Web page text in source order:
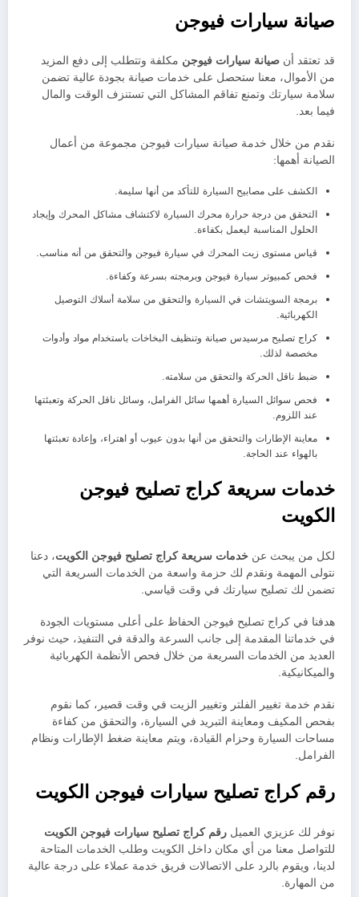
صيانة سيارات فيوجن
قد تعتقد أن صيانة سيارات فيوجن مكلفة وتتطلب إلى دفع المزيد
من الأموال، معنا ستحصل على خدمات صيانة بجودة عالية تضمن
سلامة سيارتك وتمنع تفاقم المشاكل التي تستنزف الوقت والمال
فيما بعد.
نقدم من خلال خدمة صيانة سيارات فيوجن مجموعة من أعمال
الصيانة أهمها:
الكشف على مصابيح السيارة للتأكد من أنها سليمة.
التحقق من درجة حرارة محرك السيارة لاكتشاف مشاكل المحرك وإيجاد
الحلول المناسبة ليعمل بكفاءة.
قياس مستوى زيت المحرك في سيارة فيوجن والتحقق من أنه مناسب.
فحص كمبيوتر سيارة فيوجن وبرمجته بسرعة وكفاءة.
برمجة السويتشات في السيارة والتحقق من سلامة أسلاك التوصيل
الكهربائية.
كراج تصليح مرسيدس صيانة وتنظيف البخاخات باستخدام مواد وأدوات
مخصصة لذلك.
ضبط ناقل الحركة والتحقق من سلامته.
فحص سوائل السيارة أهمها سائل الفرامل، وسائل ناقل الحركة وتعبئتها
عند اللزوم.
معاينة الإطارات والتحقق من أنها بدون عيوب أو اهتراء، وإعادة تعبئتها
بالهواء عند الحاجة.
خدمات سريعة كراج تصليح فيوجن
الكويت
لكل من يبحث عن خدمات سريعة كراج تصليح فيوجن الكويت، دعنا
نتولى المهمة ونقدم لك حزمة واسعة من الخدمات السريعة التي
تضمن لك تصليح سيارتك في وقت قياسي.
هدفنا في كراج تصليح فيوجن الحفاظ على أعلى مستويات الجودة
في خدماتنا المقدمة إلى جانب السرعة والدقة في التنفيذ، حيث نوفر
العديد من الخدمات السريعة من خلال فحص الأنظمة الكهربائية
والميكانيكية.
نقدم خدمة تغيير الفلتر وتغيير الزيت في وقت قصير، كما نقوم
بفحص المكيف ومعاينة التبريد في السيارة، والتحقق من كفاءة
مساحات السيارة وحزام القيادة، ويتم معاينة ضغط الإطارات ونظام
الفرامل.
رقم كراج تصليح سيارات فيوجن الكويت
نوفر لك عزيزي العميل رقم كراج تصليح سيارات فيوجن الكويت
للتواصل معنا من أي مكان داخل الكويت وطلب الخدمات المتاحة
لدينا، ويقوم بالرد على الاتصالات فريق خدمة عملاء على درجة عالية
من المهارة.